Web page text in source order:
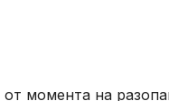
момента на